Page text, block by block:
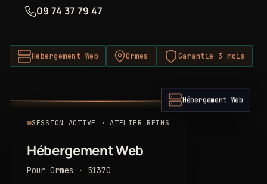
09 74 37 79 47
Hébergement Web Ormes Garantie 3 mois
SESSION ACTIVE · ATELIER REIMS
Hébergement Web
Pour Ormes · 51370
Hébergement Web